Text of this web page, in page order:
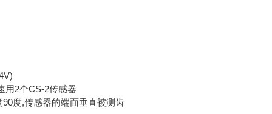
用2个CS-2传感器
度,传感器的端面垂直被测齿